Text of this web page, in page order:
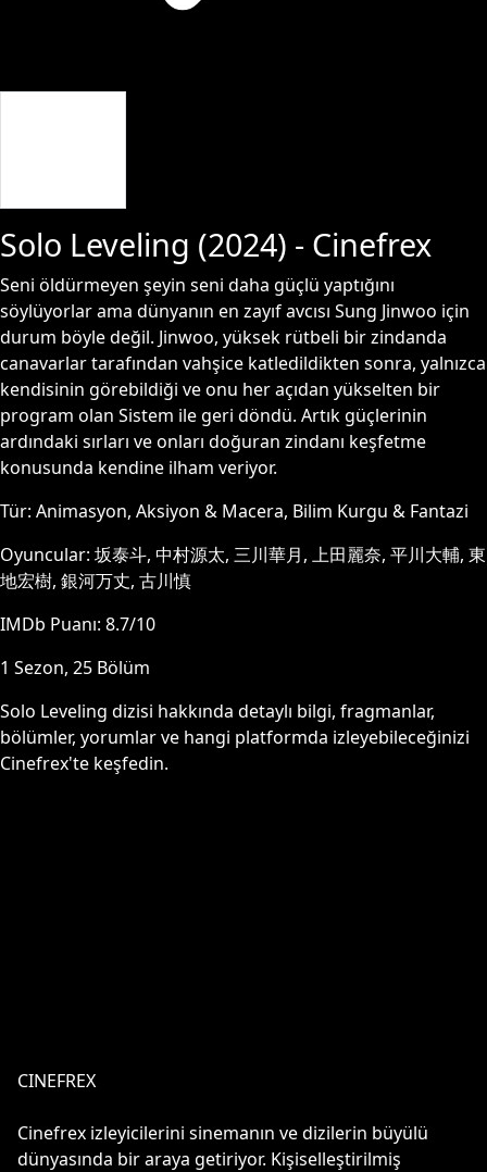
Solo Leveling (2024) - Cinefrex
Seni öldürmeyen şeyin seni daha güçlü yaptığını
söylüyorlar ama dünyanın en zayıf avcısı Sung Jinwoo için
durum böyle değil. Jinwoo, yüksek rütbeli bir zindanda
canavarlar tarafından vahşice katledildikten sonra, yalnızca
kendisinin görebildiği ve onu her açıdan yükselten bir
program olan Sistem ile geri döndü. Artık güçlerinin
ardındaki sırları ve onları doğuran zindanı keşfetme
konusunda kendine ilham veriyor.
Tür: Animasyon, Aksiyon & Macera, Bilim Kurgu & Fantazi
Oyuncular: 坂泰斗, 中村源太, 三川華月, 上田麗奈, 平川大輔, 東
地宏樹, 銀河万丈, 古川慎
IMDb Puanı: 8.7/10
1 Sezon, 25 Bölüm
Solo Leveling dizisi hakkında detaylı bilgi, fragmanlar,
bölümler, yorumlar ve hangi platformda izleyebileceğinizi
Cinefrex'te keşfedin.
CINEFREX
Cinefrex izleyicilerini sinemanın ve dizilerin büyülü
dünyasında bir araya getiriyor. Kişiselleştirilmiş